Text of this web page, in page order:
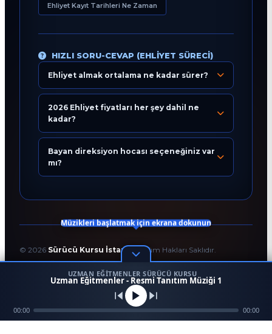
Ehliyet Kayıt Tarihleri Ne Zaman
HIZLI SORU-CEVAP (EHLIYET SÜRECI)
Ehliyet almak ortalama ne kadar sürer?
2026 Ehliyet fiyatları her şey dahil ne
kadar?
Bayan direksiyon hocası seçeneğiniz var
mı?
© 2026 Sürücü Kursu İstanbul. Tüm Hakları Saklıdır.
T.C. Milli Eğitim Bakanlığı Onaylı Resmi Eğitim Kurumudur.
Kodlama ve Tasarım:Enver Çağlar
Eğitim Danışmanı
Bugün 08:08
Ara
1
Konum Mezun
Müzikleri başlatmak için ekrana dokunun
UZMAN EĞITMENLER SÜRÜCÜ KURSU
Uzman Eğitmenler - Resmi Tanıtım Müziği 1
00:00 00:00